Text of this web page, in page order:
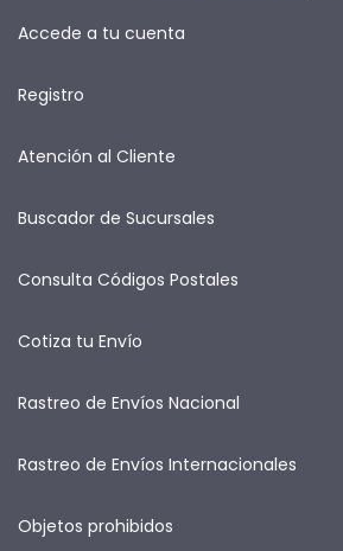
Accede a tu cuenta
Registro
Atención al Cliente
Buscador de Sucursales
Consulta Códigos Postales
Cotiza tu Envío
Rastreo de Envíos Nacional
Rastreo de Envíos Internacionales
Objetos prohibidos